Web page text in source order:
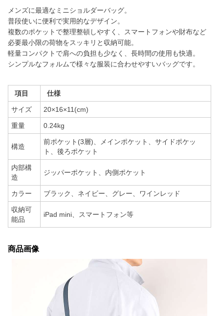
メンズに最適なミニショルダーバッグ。
普段使いに便利で実用的なデザイン。
複数のポケットで整理整頓しやすく、スマートフォンや財布など
必要最小限の荷物をスッキリと収納可能。
軽量コンパクトで肩への負担も少なく、長時間の使用も快適。
シンプルなフォルムで様々な服装に合わせやすいバッグです。
項目 仕様
サイズ 20×16×11(cm)
重量 0.24kg
構造
前ポケット(3層)、メインポケット、サイドポケッ
ト、後ろポケット
内部構
造
ジッパーポケット、内側ポケット
カラー ブラック、ネイビー、グレー、ワインレッド
収納可
能品
iPad mini、スマートフォン等
商品画像